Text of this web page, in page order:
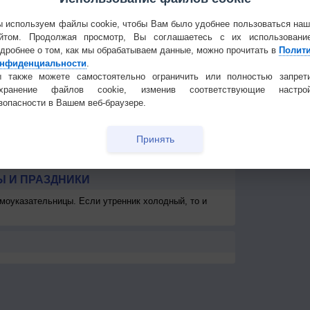
>10 км
> 1 км
5-9
<7
>10 км
600
3-6
<7
>10 км
900
5-9
9
>10 км
> 1 км
3-6
<7
>10 км
> 1 км
3-6
<7
>10 км
-
3-6
>10 км
-
>10 км
<50
И ПРАЗДНИКИ
Если утренник холодный, то и
Гостевая
используем файлы cookie, чтобы Вам было удобнее пользоваться
Продолжая просмотр, Вы соглашаетесь с их
о том, как мы обрабатываем данные, можно прочитать в
также можете самостоятельно ограничить или полностью
файлов cookie, изменив соответствующие
в Вашем веб-браузере.
Принять